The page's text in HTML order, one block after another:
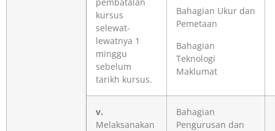
kursus
selewat-
lewatnya 1
minggu
sebelum
tarikh kursus.
Bahagian Ukur dan
Pemetaan
Bahagian
Teknologi
Maklumat
v.
Melaksanakan
Bahagian
Pengurusan dan